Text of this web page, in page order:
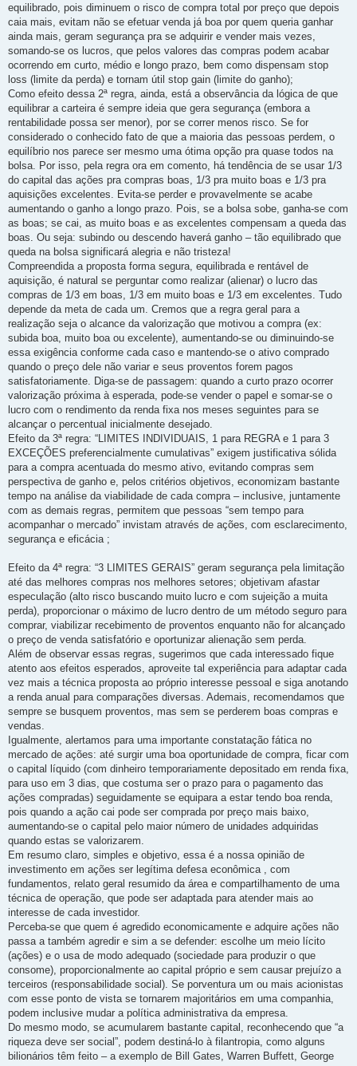
equilibrado, pois diminuem o risco de compra total por preço que depois
caia mais, evitam não se efetuar venda já boa por quem queria ganhar
ainda mais, geram segurança pra se adquirir e vender mais vezes,
somando-se os lucros, que pelos valores das compras podem acabar
ocorrendo em curto, médio e longo prazo, bem como dispensam stop
loss (limite da perda) e tornam útil stop gain (limite do ganho);
Como efeito dessa 2ª regra, ainda, está a observância da lógica de que
equilibrar a carteira é sempre ideia que gera segurança (embora a
rentabilidade possa ser menor), por se correr menos risco. Se for
considerado o conhecido fato de que a maioria das pessoas perdem, o
equilíbrio nos parece ser mesmo uma ótima opção pra quase todos na
bolsa. Por isso, pela regra ora em comento, há tendência de se usar 1/3
do capital das ações pra compras boas, 1/3 pra muito boas e 1/3 pra
aquisições excelentes. Evita-se perder e provavelmente se acabe
aumentando o ganho a longo prazo. Pois, se a bolsa sobe, ganha-se com
as boas; se cai, as muito boas e as excelentes compensam a queda das
boas. Ou seja: subindo ou descendo haverá ganho – tão equilibrado que
queda na bolsa significará alegria e não tristeza!
Compreendida a proposta forma segura, equilibrada e rentável de
aquisição, é natural se perguntar como realizar (alienar) o lucro das
compras de 1/3 em boas, 1/3 em muito boas e 1/3 em excelentes. Tudo
depende da meta de cada um. Cremos que a regra geral para a
realização seja o alcance da valorização que motivou a compra (ex:
subida boa, muito boa ou excelente), aumentando-se ou diminuindo-se
essa exigência conforme cada caso e mantendo-se o ativo comprado
quando o preço dele não variar e seus proventos forem pagos
satisfatoriamente. Diga-se de passagem: quando a curto prazo ocorrer
valorização próxima à esperada, pode-se vender o papel e somar-se o
lucro com o rendimento da renda fixa nos meses seguintes para se
alcançar o percentual inicialmente desejado.
Efeito da 3ª regra: “LIMITES INDIVIDUAIS, 1 para REGRA e 1 para 3
EXCEÇÕES preferencialmente cumulativas” exigem justificativa sólida
para a compra acentuada do mesmo ativo, evitando compras sem
perspectiva de ganho e, pelos critérios objetivos, economizam bastante
tempo na análise da viabilidade de cada compra – inclusive, juntamente
com as demais regras, permitem que pessoas “sem tempo para
acompanhar o mercado” invistam através de ações, com esclarecimento,
segurança e eficácia ;
Efeito da 4ª regra: “3 LIMITES GERAIS” geram segurança pela limitação
até das melhores compras nos melhores setores; objetivam afastar
especulação (alto risco buscando muito lucro e com sujeição a muita
perda), proporcionar o máximo de lucro dentro de um método seguro para
comprar, viabilizar recebimento de proventos enquanto não for alcançado
o preço de venda satisfatório e oportunizar alienação sem perda.
Além de observar essas regras, sugerimos que cada interessado fique
atento aos efeitos esperados, aproveite tal experiência para adaptar cada
vez mais a técnica proposta ao próprio interesse pessoal e siga anotando
a renda anual para comparações diversas. Ademais, recomendamos que
sempre se busquem proventos, mas sem se perderem boas compras e
vendas.
Igualmente, alertamos para uma importante constatação fática no
mercado de ações: até surgir uma boa oportunidade de compra, ficar com
o capital líquido (com dinheiro temporariamente depositado em renda fixa,
para uso em 3 dias, que costuma ser o prazo para o pagamento das
ações compradas) seguidamente se equipara a estar tendo boa renda,
pois quando a ação cai pode ser comprada por preço mais baixo,
aumentando-se o capital pelo maior número de unidades adquiridas
quando estas se valorizarem.
Em resumo claro, simples e objetivo, essa é a nossa opinião de
investimento em ações ser legítima defesa econômica , com
fundamentos, relato geral resumido da área e compartilhamento de uma
técnica de operação, que pode ser adaptada para atender mais ao
interesse de cada investidor.
Perceba-se que quem é agredido economicamente e adquire ações não
passa a também agredir e sim a se defender: escolhe um meio lícito
(ações) e o usa de modo adequado (sociedade para produzir o que
consome), proporcionalmente ao capital próprio e sem causar prejuízo a
terceiros (responsabilidade social). Se porventura um ou mais acionistas
com esse ponto de vista se tornarem majoritários em uma companhia,
podem inclusive mudar a política administrativa da empresa.
Do mesmo modo, se acumularem bastante capital, reconhecendo que “a
riqueza deve ser social”, podem destiná-lo à filantropia, como alguns
bilionários têm feito – a exemplo de Bill Gates, Warren Buffett, George